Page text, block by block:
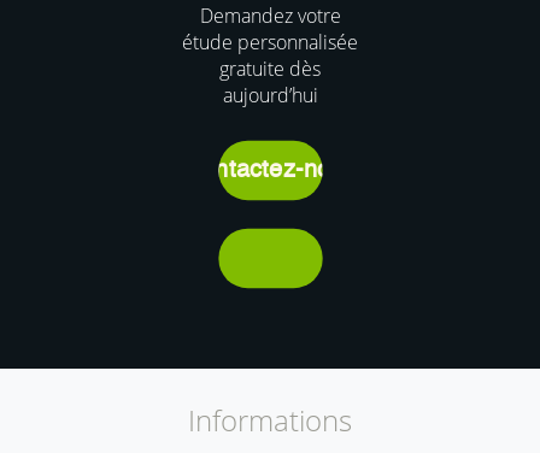
Demandez votre
étude personnalisée
gratuite dès
aujourd’hui
Contactez-nous
Informations